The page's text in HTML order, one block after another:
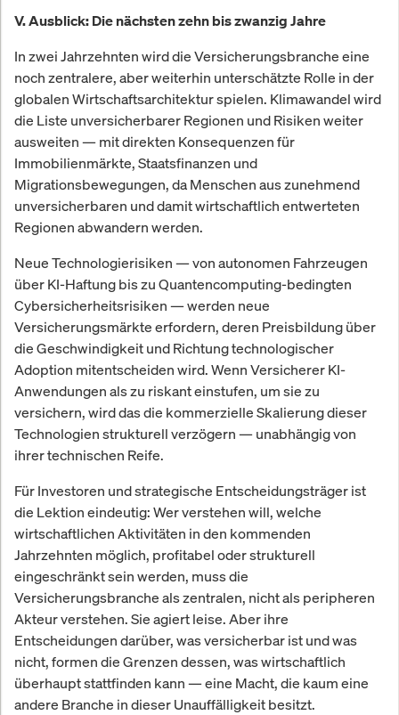
V. Ausblick: Die nächsten zehn bis zwanzig Jahre
In zwei Jahrzehnten wird die Versicherungsbranche eine
noch zentralere, aber weiterhin unterschätzte Rolle in der
globalen Wirtschaftsarchitektur spielen. Klimawandel wird
die Liste unversicherbarer Regionen und Risiken weiter
ausweiten — mit direkten Konsequenzen für
Immobilienmärkte, Staatsfinanzen und
Migrationsbewegungen, da Menschen aus zunehmend
unversicherbaren und damit wirtschaftlich entwerteten
Regionen abwandern werden.
Neue Technologierisiken — von autonomen Fahrzeugen
über KI-Haftung bis zu Quantencomputing-bedingten
Cybersicherheitsrisiken — werden neue
Versicherungsmärkte erfordern, deren Preisbildung über
die Geschwindigkeit und Richtung technologischer
Adoption mitentscheiden wird. Wenn Versicherer KI-
Anwendungen als zu riskant einstufen, um sie zu
versichern, wird das die kommerzielle Skalierung dieser
Technologien strukturell verzögern — unabhängig von
ihrer technischen Reife.
Für Investoren und strategische Entscheidungsträger ist
die Lektion eindeutig: Wer verstehen will, welche
wirtschaftlichen Aktivitäten in den kommenden
Jahrzehnten möglich, profitabel oder strukturell
eingeschränkt sein werden, muss die
Versicherungsbranche als zentralen, nicht als peripheren
Akteur verstehen. Sie agiert leise. Aber ihre
Entscheidungen darüber, was versicherbar ist und was
nicht, formen die Grenzen dessen, was wirtschaftlich
überhaupt stattfinden kann — eine Macht, die kaum eine
andere Branche in dieser Unauffälligkeit besitzt.